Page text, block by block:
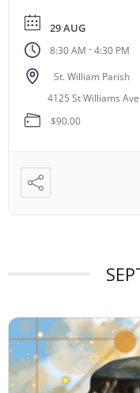
29 AUG
8:30 AM -4:30 PM
St. William Parish
4125 St Williams
$90.00